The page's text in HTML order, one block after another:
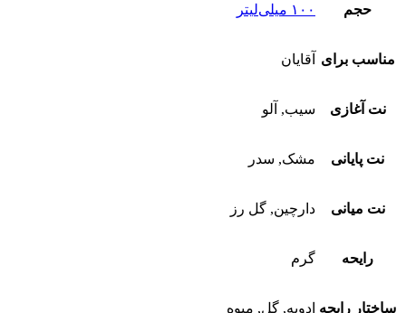
حجم ۱۰۰ میلی‌لیتر
مناسب برای آقایان
نت آغازی سیب, آلو
نت پایانی مشک, سدر
نت میانی دارچین, گل رز
رایحه گرم
ساختار رایحه ادویه, گل, میوه